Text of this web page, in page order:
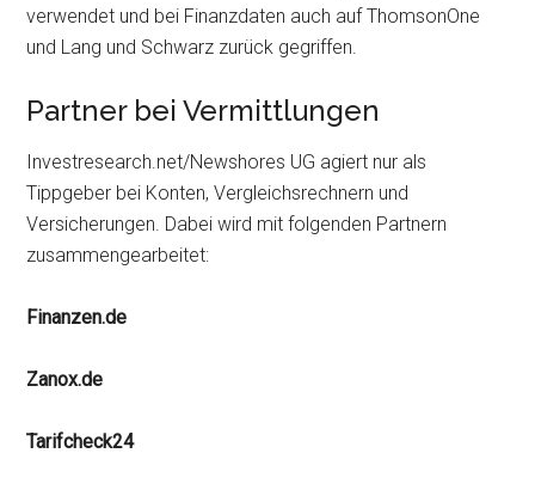
verwendet und bei Finanzdaten auch auf ThomsonOne
und Lang und Schwarz zurück gegriffen.
Partner bei Vermittlungen
Investresearch.net/Newshores UG agiert nur als
Tippgeber bei Konten, Vergleichsrechnern und
Versicherungen. Dabei wird mit folgenden Partnern
zusammengearbeitet:
Finanzen.de
Zanox.de
Tarifcheck24